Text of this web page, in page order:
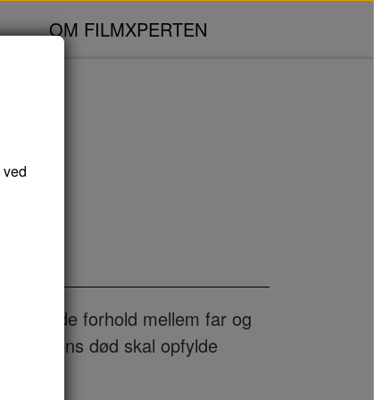
OM FILMXPERTEN
forhold mellem far og
morens død skal opfylde